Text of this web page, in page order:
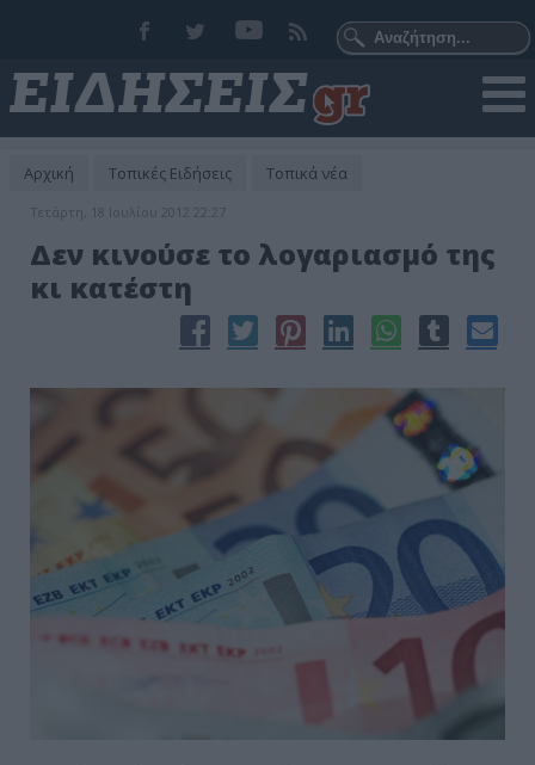
Αρχική Τοπικές Ειδήσεις Τοπικά νέα
Τετάρτη, 18 Ιουλίου 2012 22:27
Δεν κινούσε το λογαριασμό της
κι κατέστη